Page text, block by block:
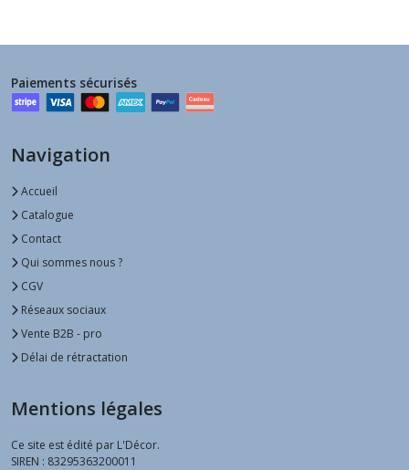
Paiements sécurisés
Navigation
Accueil
Catalogue
Contact
Qui sommes nous ?
CGV
Réseaux sociaux
Vente B2B - pro
Délai de rétractation
Mentions légales
Ce site est édité par L'Décor.
SIREN : 83295363200011